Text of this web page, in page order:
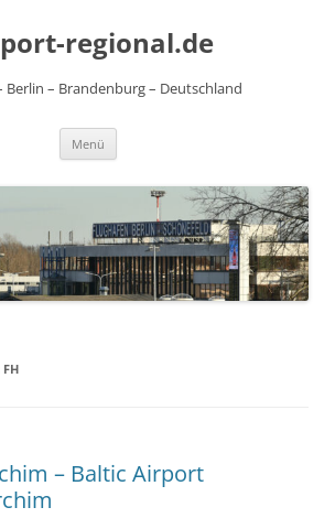
regional.de
Berlin – Brandenburg – Deutschland
Menü
FH
– Baltic Airport